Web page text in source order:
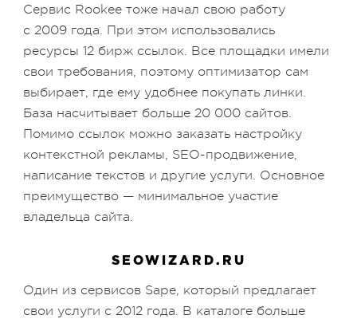
Сервис Rookee тоже начал свою работу
с 2009 года. При этом использовались
ресурсы 12 бирж ссылок. Все площадки имели
свои требования, поэтому оптимизатор сам
выбирает, где ему удобнее покупать линки.
База насчитывает больше 20 000 сайтов.
Помимо ссылок можно заказать настройку
контекстной рекламы, SEO-продвижение,
написание текстов и другие услуги. Основное
преимущество — минимальное участие
владельца сайта.
SEOWIZARD.RU
Один из сервисов Sape, который предлагает
свои услуги с 2012 года. В каталоге больше